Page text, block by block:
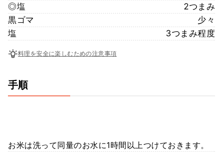
◎塩
2つまみ
黒ゴマ
少々
塩
3つまみ程度
料理を安全に楽しむための注意事項
手順
お米は洗って同量のお水に1時間以上つけておきます。